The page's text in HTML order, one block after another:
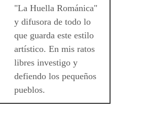
"La Huella Románica"
y difusora de todo lo
que guarda este estilo
artístico. En mis ratos
libres investigo y
defiendo los pequeños
pueblos.